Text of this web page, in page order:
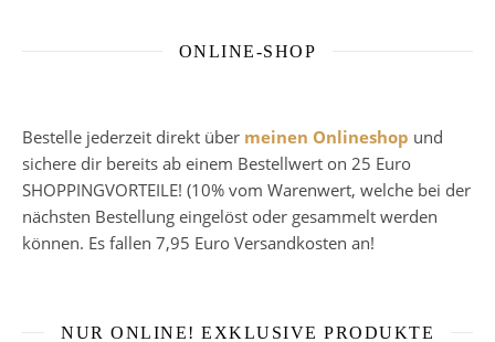
ONLINE-SHOP
Bestelle jederzeit direkt über meinen Onlineshop und
sichere dir bereits ab einem Bestellwert on 25 Euro
SHOPPINGVORTEILE! (10% vom Warenwert, welche bei der
nächsten Bestellung eingelöst oder gesammelt werden
können. Es fallen 7,95 Euro Versandkosten an!
NUR ONLINE! EXKLUSIVE PRODUKTE